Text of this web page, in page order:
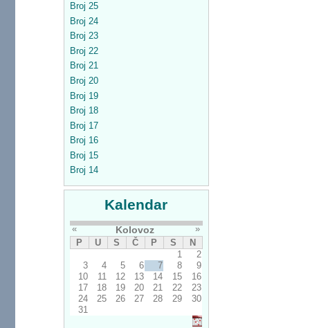
Broj 25
Broj 24
Broj 23
Broj 22
Broj 21
Broj 20
Broj 19
Broj 18
Broj 17
Broj 16
Broj 15
Broj 14
Kalendar
« Kolovoz
»
P
U S Č P S
N
1
2
3
4 5 6 7 8
9
10
11 12 13 14 15
16
17
18 19 20 21 22
23
24
25 26 27 28 29
30
31